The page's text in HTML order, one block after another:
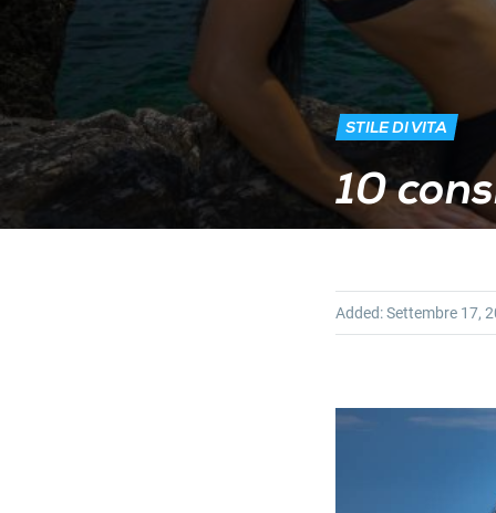
STILE DI VITA
10
Added:Settembre 17,